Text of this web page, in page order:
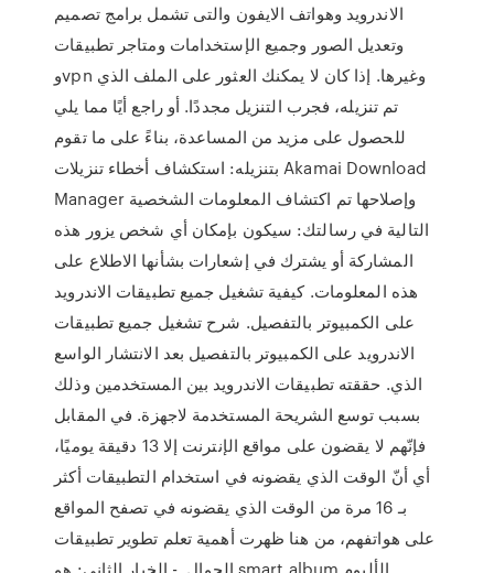
الاندرويد وهواتف الايفون والتى تشمل برامج تصميم
وتعديل الصور وجميع الإستخدامات ومتاجر تطبيقات
وvpn وغيرها. إذا كان لا يمكنك العثور على الملف الذي
تم تنزيله، فجرب التنزيل مجددًا. أو راجع أيًا مما يلي
للحصول على مزيد من المساعدة، بناءً على ما تقوم
بتنزيله: استكشاف أخطاء تنزيلات Akamai Download
Manager وإصلاحها تم اكتشاف المعلومات الشخصية
التالية في رسالتك: سيكون بإمكان أي شخص يزور هذه
المشاركة أو يشترك في إشعارات بشأنها الاطلاع على
هذه المعلومات. كيفية تشغيل جميع تطبيقات الاندرويد
على الكمبيوتر بالتفصيل. شرح تشغيل جميع تطبيقات
الاندرويد على الكمبيوتر بالتفصيل بعد الانتشار الواسع
الذي. حققته تطبيقات الاندرويد بين المستخدمين وذلك
بسبب توسع الشريحة المستخدمة لاجهزة. في المقابل
فإنّهم لا يقضون على مواقع الإنترنت إلا 13 دقيقة يوميًا،
أي أنّ الوقت الذي يقضونه في استخدام التطبيقات أكثر
بـ 16 مرة من الوقت الذي يقضونه في تصفح المواقع
على هواتفهم، من هنا ظهرت أهمية تعلم تطوير تطبيقات
الجوال. - الخيار الثاني: هو smart album الألبوم